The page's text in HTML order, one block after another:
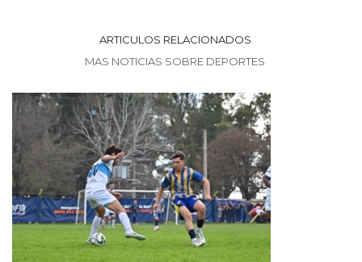
ARTICULOS RELACIONADOS
MAS NOTICIAS SOBRE DEPORTES